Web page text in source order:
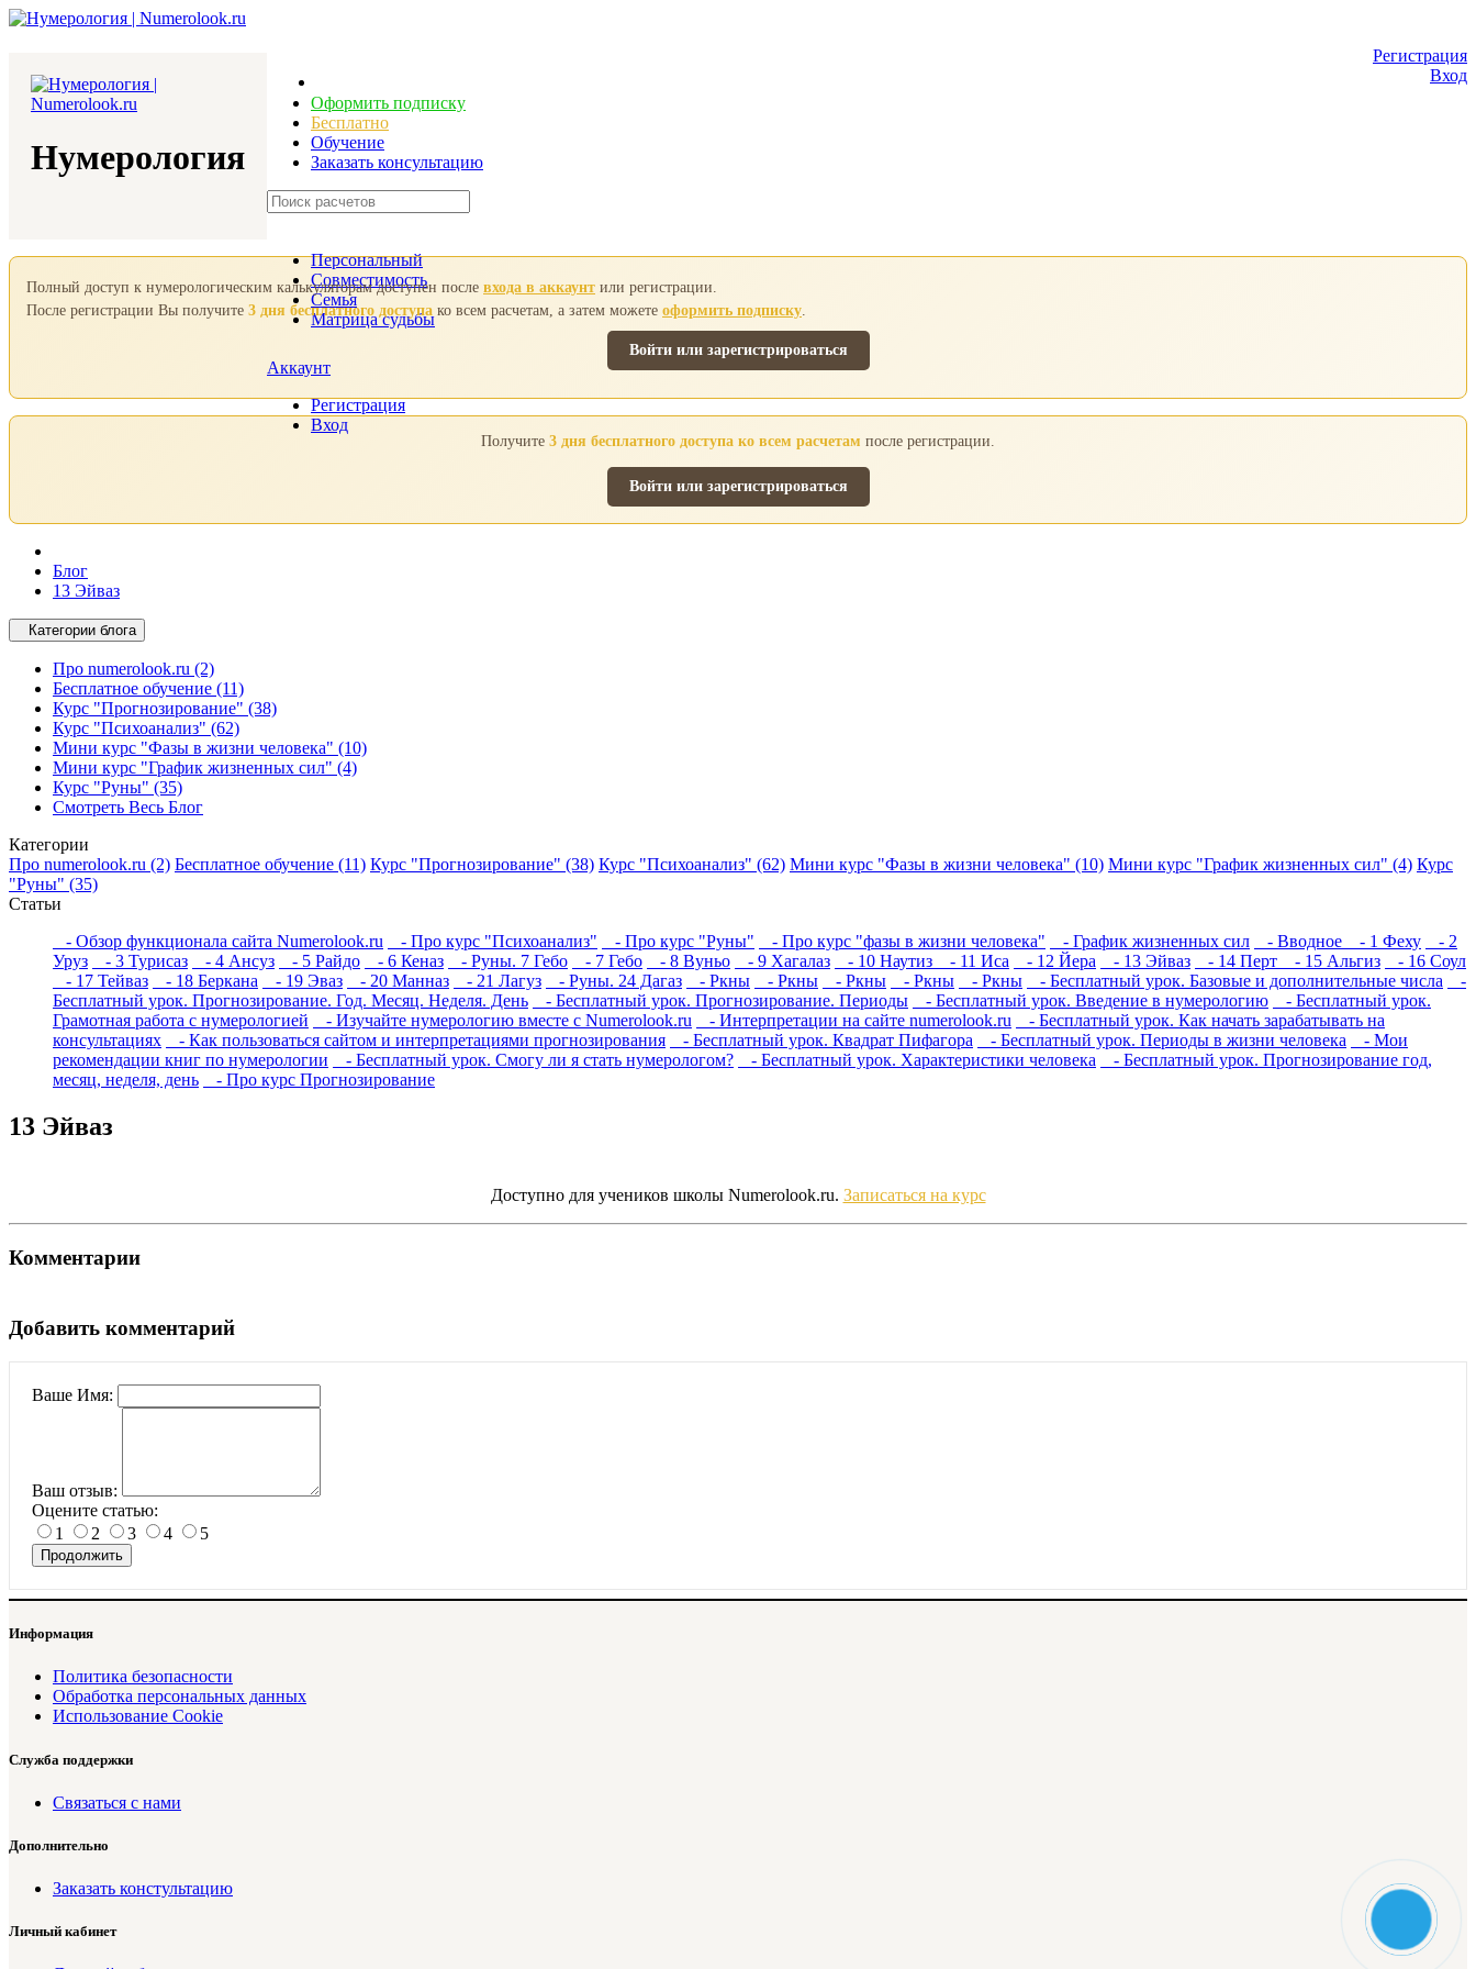
Регистрация
Вход
Нумерология
Оформить подписку
Бесплатно
Обучение
Заказать консультацию
Персональный
Совместимость
Семья
Матрица судьбы
Аккаунт
Регистрация
Вход
Полный доступ к нумерологическим калькуляторам доступен после входа в аккаунт или регистрации.
После регистрации Вы получите 3 дня бесплатного доступа ко всем расчетам, а затем можете оформить подписку.
Войти или зарегистрироваться
Получите 3 дня бесплатного доступа ко всем расчетам после регистрации.
Войти или зарегистрироваться
Блог
13 Эйваз
Категории блога
Про numerolook.ru (2)
Бесплатное обучение (11)
Курс "Прогнозирование" (38)
Курс "Психоанализ" (62)
Мини курс "Фазы в жизни человека" (10)
Мини курс "График жизненных сил" (4)
Курс "Руны" (35)
Смотреть Весь Блог
Категории
Про numerolook.ru (2) Бесплатное обучение (11) Курс "Прогнозирование" (38) Курс "Психоанализ" (62) Мини курс "Фазы в жизни человека" (10) Мини курс "График жизненных сил" (4) Курс
"Руны" (35)
Статьи
- Обзор функционала сайта Numerolook.ru
- Про курс "Психоанализ" - Про курс "Руны" - Про курс "фазы в жизни человека" - График жизненных сил - Вводное - 1 Феху
- 2
Уруз
- 3 Турисаз - 4 Ансуз - 5 Райдо - 6 Кеназ - Руны. 7 Гебо - 7 Гебо - 8 Вуньо - 9 Хагалаз - 10 Наутиз - 11 Иса - 12 Йера - 13 Эйваз - 14 Перт - 15 Альгиз
- 16 Соул
- 17 Тейваз
- 18 Беркана - 19 Эваз - 20 Манназ - 21 Лагуз - Руны. 24 Дагаз - Ркны - Ркны - Ркны - Ркны - Ркны - Бесплатный урок. Базовые и дополнительные числа
-
Бесплатный урок. Прогнозирование. Год. Месяц. Неделя. День
- Бесплатный урок. Прогнозирование. Периоды - Бесплатный урок. Введение в нумерологию
- Бесплатный урок.
Грамотная работа с нумерологией
- Изучайте нумерологию вместе с Numerolook.ru - Интерпретации на сайте numerolook.ru
- Бесплатный урок. Как начать зарабатывать на
консультациях
- Как пользоваться сайтом и интерпретациями прогнозирования - Бесплатный урок. Квадрат Пифагора - Бесплатный урок. Периоды в жизни человека
- Мои
рекомендации книг по нумерологии
- Бесплатный урок. Смогу ли я стать нумерологом? - Бесплатный урок. Характеристики человека
- Бесплатный урок. Прогнозирование год,
месяц, неделя, день
- Про курс Прогнозирование
13 Эйваз
Доступно для учеников школы Numerolook.ru. Записаться на курс
Комментарии
Добавить комментарий
Ваше Имя:
Ваш отзыв:
Оцените статью:
1
2 3 4 5
Продолжить
Информация
Политика безопасности
Обработка персональных данных
Использование Cookie
Служба поддержки
Связаться с нами
Дополнительно
Заказать констультацию
Личный кабинет